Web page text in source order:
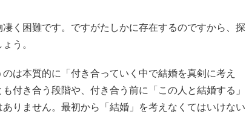
く困難です。ですがたしかに存在するのですから、探
う。
は本質的に「付き合っていく中で結婚を真剣に考え
付き合う段階や、付き合う前に「この人と結婚する」
りません。最初から「結婚」を考えなくてはいけない